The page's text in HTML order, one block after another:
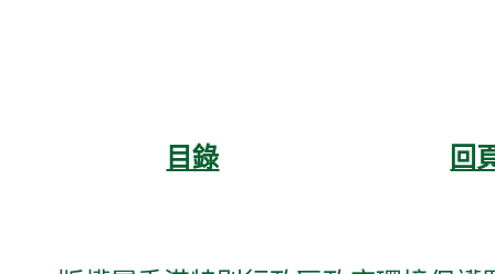
目錄 回